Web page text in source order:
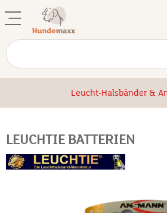
Leucht-Halsbänder &
LEUCHTIE BATTERIEN